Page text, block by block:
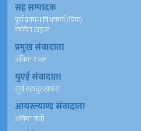
सह सम्पादक
पूर्ण प्रकाश विश्वकर्मा (प्रिया)
कविता दाहाल
प्रमुख संवादाता
अंकित रावल
युएई संवादाता
सुर्य बहादुर खवास
आयरल्याण्ड संवादाता
अंकित वली